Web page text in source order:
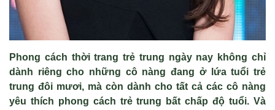
Phong cách thời trang trẻ trung ngày nay không chỉ
dành riêng cho những cô nàng đang ở lứa tuổi trẻ
trung đôi mươi, mà còn dành cho tất cả các cô nàng
yêu thích phong cách trẻ trung bất chấp độ tuổi. Và